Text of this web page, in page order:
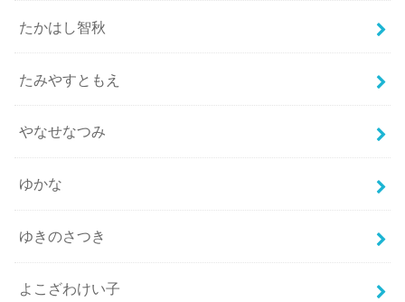
たかはし智秋
たみやすともえ
やなせなつみ
ゆかな
ゆきのさつき
よこざわけい子